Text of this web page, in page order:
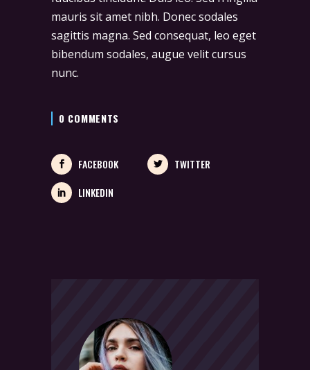
mauris sit amet nibh. Donec sodales
sagittis magna. Sed consequat, leo eget
bibendum sodales, augue velit cursus
nunc.
0 COMMENTS
FACEBOOK
TWITTER
LINKEDIN